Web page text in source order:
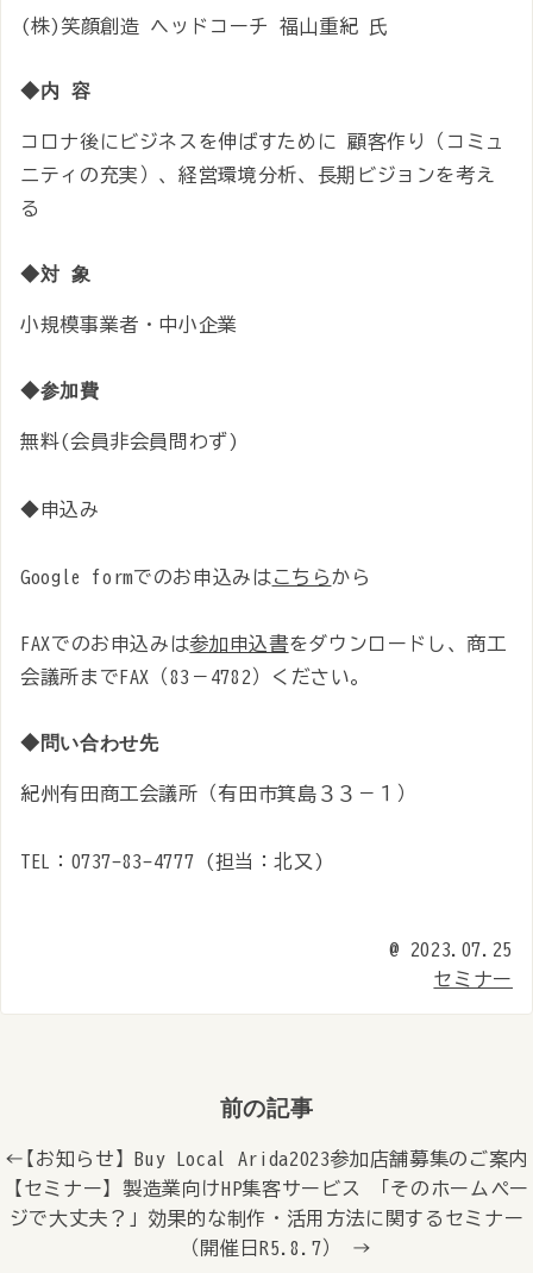
(株)笑顔創造 ヘッドコーチ 福山重紀 氏
◆内 容
コロナ後にビジネスを伸ばすために 顧客作り（コミュ
ニティの充実）、経営環境分析、長期ビジョンを考え
る
◆対 象
小規模事業者・中小企業
◆参加費
無料(会員非会員問わず)
◆申込み
Google formでのお申込みはこちらから
FAXでのお申込みは参加申込書をダウンロードし、商工
会議所までFAX（83－4782）ください。
◆問い合わせ先
紀州有田商工会議所（有田市箕島３３－１）
TEL：0737-83-4777 (担当：北又)
@ 2023.07.25
セミナー
前の記事
← 【お知らせ】Buy Local Arida2023参加店舗募集のご案内
【セミナー】製造業向けHP集客サービス 「そのホームペー
ジで大丈夫？」効果的な制作・活用方法に関するセミナー
（開催日R5.8.7） →